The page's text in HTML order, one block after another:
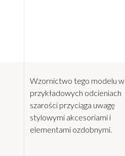
Wzornictwo tego modelu w
przykładowych odcieniach
szarości przyciąga uwagę
stylowymi akcesoriami i
elementami ozdobnymi.